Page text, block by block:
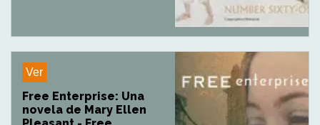
Ver
Free Enterprise: Una
novela de Mary Ellen